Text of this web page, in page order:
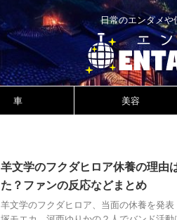
日常のエンタメや
車 美容
羊文学のフクダヒロア休養の理由
た？ファンの反応などまとめ
羊文学のフクダヒロア、当面の休養を発